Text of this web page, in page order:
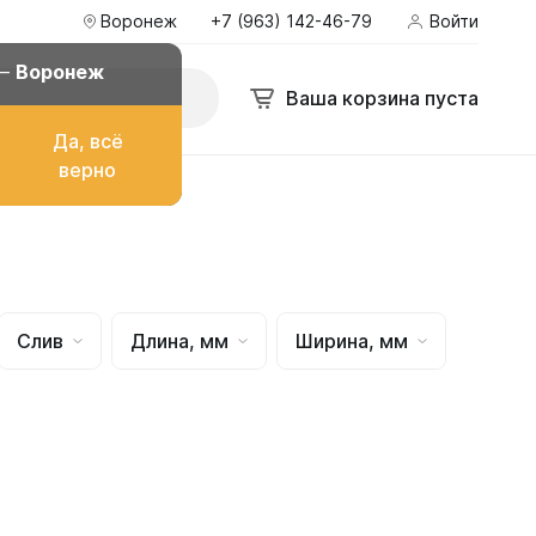
+7 (963) 142-46-79 bakgarant@mail.ru Войти
Воронеж
Воронеж
Да, всё
верно
+7 (963) 142-46-79 Войти
Ваша корзина пуста
топлива
Слив Длина, мм Ширина, мм